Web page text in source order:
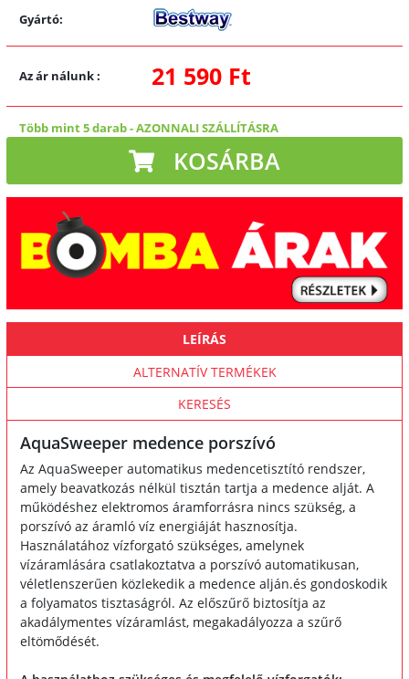
Gyártó:
Az ár nálunk: 21 590 Ft
Több mint 5 darab-AZONNALI SZÁLLÍTÁSRA
KOSÁRBA
LEÍRÁS
ALTERNATÍV TERMÉKEK
KERESÉS
AquaSweeper medence porszívó
Az AquaSweeper automatikus medencetisztító rendszer,
amely beavatkozás nélkül tisztán tartja a medence alját. A
működéshez elektromos áramforrásra nincs szükség, a
porszívó az áramló víz energiáját hasznosítja.
Használatához vízforgató szükséges, amelynek
vízáramlására csatlakoztatva a porszívó automatikusan,
véletlenszerűen közlekedik a medence alján.és gondoskodik
a folyamatos tisztaságról. Az előszűrő biztosítja az
akadálymentes vízáramlást, megakadályozza a szűrő
eltömődését.